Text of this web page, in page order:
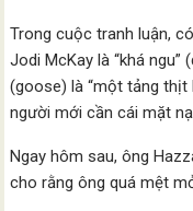
Trong cuộc tranh luận,
Jodi McKay là “khá ngu”
(goose) là “một tảng thịt
người mới cần cái mặt
Ngay hôm sau, ông
cho rằng ông quá mệt